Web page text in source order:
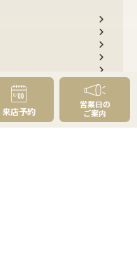
来店予約
営業日の
ご案内